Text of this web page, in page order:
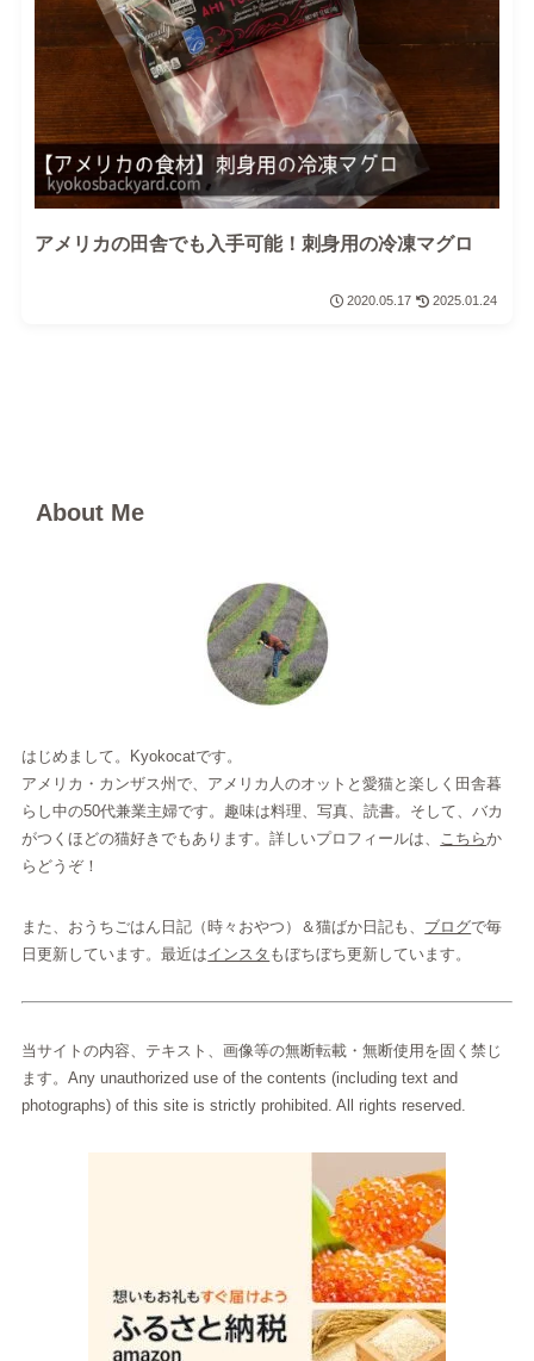
アメリカの田舎でも入手可能！刺身用の冷凍マグロ
2020.05.17 2025.01.24
About Me
はじめまして。Kyokocatです。
アメリカ・カンザス州で、アメリカ人のオットと愛猫と楽しく田舎暮
らし中の50代兼業主婦です。趣味は料理、写真、読書。そして、バカ
がつくほどの猫好きでもあります。詳しいプロフィールは、 こちらか
らどうぞ！
また、おうちごはん日記（時々おやつ）＆猫ばか日記も、 ブログで毎
日更新しています。最近はインスタ もぼちぼち更新しています。
当サイトの内容、テキスト、画像等の無断転載・無断使用を固く禁じ
ます。Any unauthorized use of the contents (including text and
photographs) of this site is strictly prohibited. All rights reserved.